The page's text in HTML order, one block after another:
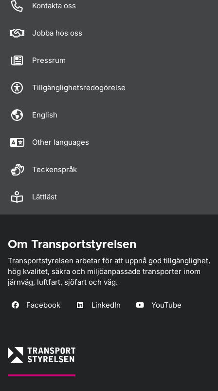
Kontakta oss
Jobba hos oss
Pressrum
Tillgänglighetsredogörelse
English
Other languages
Teckenspråk
Lättläst
Om Transportstyrelsen
Transportstyrelsen arbetar för att uppnå god tillgänglighet,
hög kvalitet, säkra och miljöanpassade transporter inom
järnväg, luftfart, sjöfart och väg.
Facebook LinkedIn YouTube